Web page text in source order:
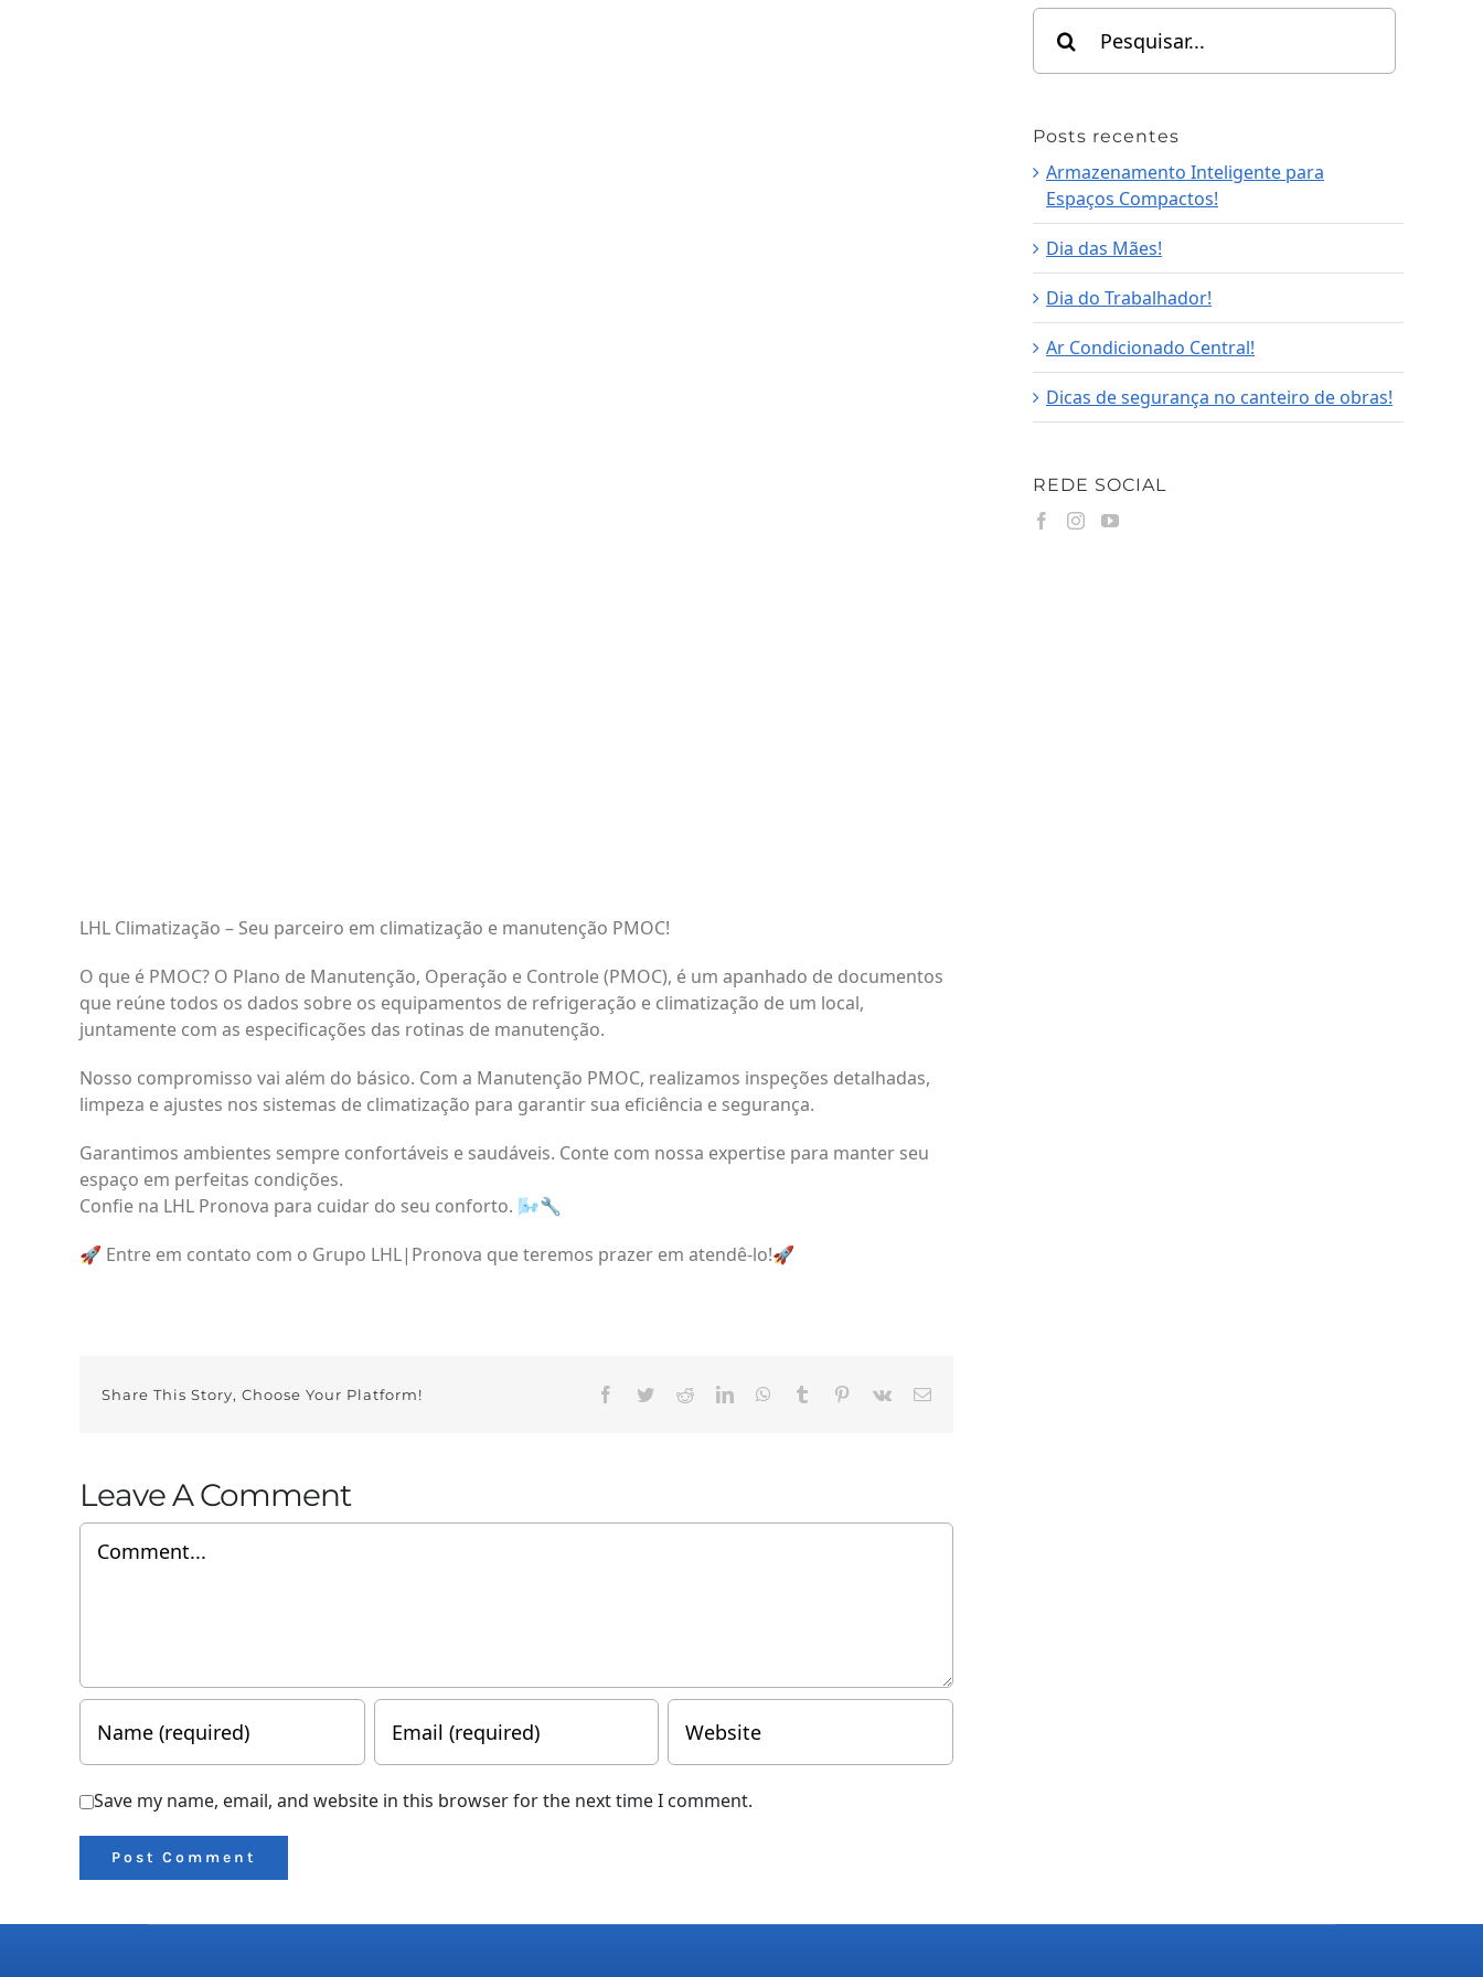
LHL Climatização – Seu parceiro em climatização e manutenção PMOC!
O que é PMOC? O Plano de Manutenção, Operação e Controle (PMOC), é um apanhado de documentos
que reúne todos os dados sobre os equipamentos de refrigeração e climatização de um local,
juntamente com as especificações das rotinas de manutenção.
Nosso compromisso vai além do básico. Com a Manutenção PMOC, realizamos inspeções detalhadas,
limpeza e ajustes nos sistemas de climatização para garantir sua eficiência e segurança.
Garantimos ambientes sempre confortáveis e saudáveis. Conte com nossa expertise para manter seu
espaço em perfeitas condições.
Confie na LHL Pronova para cuidar do seu conforto. 🌬️🔧
🚀 Entre em contato com o Grupo LHL|Pronova que teremos prazer em atendê-lo!🚀
Share This Story, Choose Your Platform! Facebook
TwitterRedditLinkedInWhatsApp
Tumblr Pinterest
Vk Email
Leave A Comment
Comment
Save my name, email, and website in this browser for the next time I comment.
Search
for:
Posts recentes
Armazenamento Inteligente para
Espaços Compactos!
Dia das Mães!
Dia do Trabalhador!
Ar Condicionado Central!
Dicas de segurança no canteiro de obras!
REDE SOCIAL